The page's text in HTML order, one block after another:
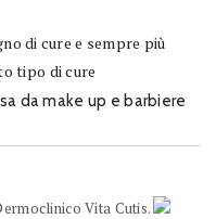
da make up e barbiere
Vita Cutis.